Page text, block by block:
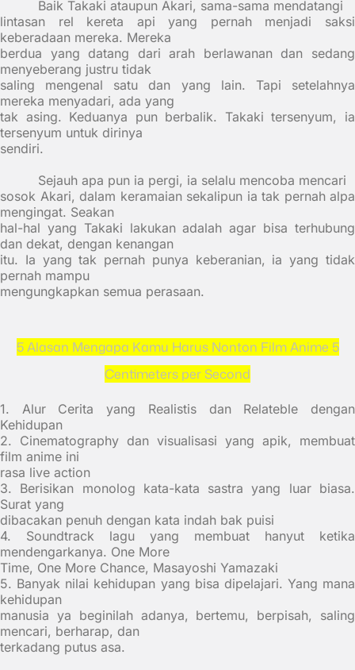
Baik Takaki ataupun Akari, sama-sama mendatangi
lintasan rel kereta api yang pernah menjadi saksi
keberadaan mereka. Mereka
berdua yang datang dari arah berlawanan dan sedang
menyeberang justru tidak
saling mengenal satu dan yang lain. Tapi setelahnya
mereka menyadari, ada yang
tak asing. Keduanya pun berbalik. Takaki tersenyum, ia
tersenyum untuk dirinya
sendiri.
Sejauh apa pun ia pergi, ia selalu mencoba mencari
sosok Akari, dalam keramaian sekalipun ia tak pernah alpa
mengingat. Seakan
hal-hal yang Takaki lakukan adalah agar bisa terhubung
dan dekat, dengan kenangan
itu. Ia yang tak pernah punya keberanian, ia yang tidak
pernah mampu
mengungkapkan semua perasaan.
5 Alasan Mengapa Kamu Harus Nonton Film Anime 5
Centimeters per Second
1. Alur Cerita yang Realistis dan Relateble dengan
Kehidupan
2. Cinematography dan visualisasi yang apik, membuat
film anime ini
rasa live action
3. Berisikan monolog kata-kata sastra yang luar biasa.
Surat yang
dibacakan penuh dengan kata indah bak puisi
4. Soundtrack lagu yang membuat hanyut ketika
mendengarkanya. One More
Time, One More Chance, Masayoshi Yamazaki
5. Banyak nilai kehidupan yang bisa dipelajari. Yang mana
kehidupan
manusia ya beginilah adanya, bertemu, berpisah, saling
mencari, berharap, dan
terkadang putus asa.